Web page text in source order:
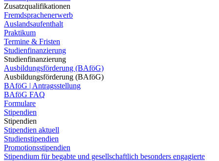
Zusatzqualifikationen
Fremdsprachenerwerb
Auslandsaufenthalt
Praktikum
Termine & Fristen
Studienfinanzierung
Studienfinanzierung
Ausbildungsförderung (BAföG)
Ausbildungsförderung (BAföG)
BAföG | Antragsstellung
BAföG FAQ
Formulare
Stipendien
Stipendien
Stipendien aktuell
Studienstipendien
Promotionsstipendien
Stipendium für begabte und gesellschaftlich besonders engagierte